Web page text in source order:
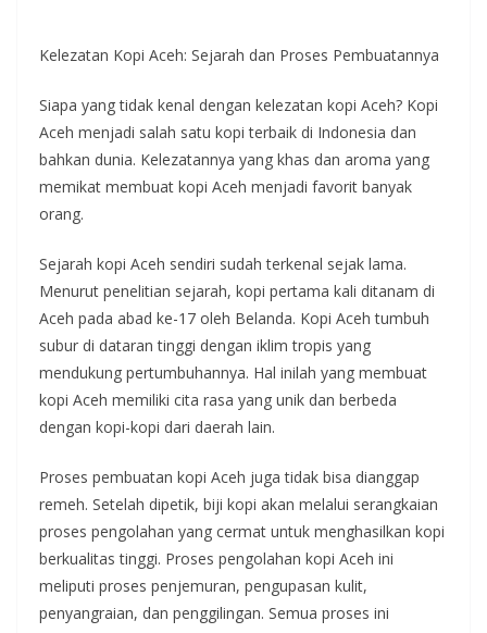
Kelezatan Kopi Aceh: Sejarah dan Proses Pembuatannya
Siapa yang tidak kenal dengan kelezatan kopi Aceh? Kopi
Aceh menjadi salah satu kopi terbaik di Indonesia dan
bahkan dunia. Kelezatannya yang khas dan aroma yang
memikat membuat kopi Aceh menjadi favorit banyak
orang.
Sejarah kopi Aceh sendiri sudah terkenal sejak lama.
Menurut penelitian sejarah, kopi pertama kali ditanam di
Aceh pada abad ke-17 oleh Belanda. Kopi Aceh tumbuh
subur di dataran tinggi dengan iklim tropis yang
mendukung pertumbuhannya. Hal inilah yang membuat
kopi Aceh memiliki cita rasa yang unik dan berbeda
dengan kopi-kopi dari daerah lain.
Proses pembuatan kopi Aceh juga tidak bisa dianggap
remeh. Setelah dipetik, biji kopi akan melalui serangkaian
proses pengolahan yang cermat untuk menghasilkan kopi
berkualitas tinggi. Proses pengolahan kopi Aceh ini
meliputi proses penjemuran, pengupasan kulit,
penyangraian, dan penggilingan. Semua proses ini